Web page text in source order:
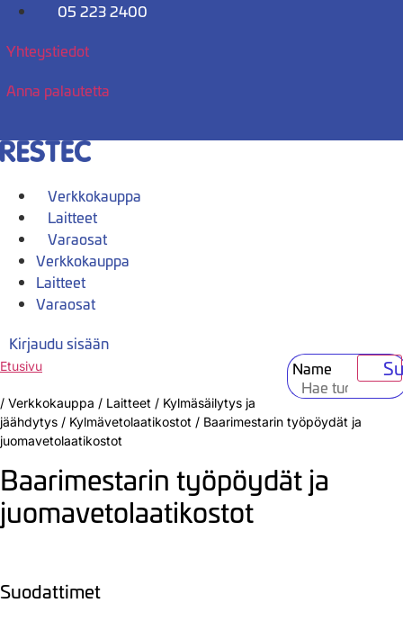
Mene
05 223 2400
Yhteystiedot
Anna palautetta
Verkkokauppa
Laitteet
Varaosat
Verkkokauppa
Laitteet
Varaosat
Kirjaudu sisään
Name
Etusivu
/ Verkkokauppa / Laitteet / Kylmäsäilytys ja
jäähdytys / Kylmävetolaatikostot / Baarimestarin työpöydät ja
juomavetolaatikostot
Baarimestarin työpöydät ja
juomavetolaatikostot
Suodattimet